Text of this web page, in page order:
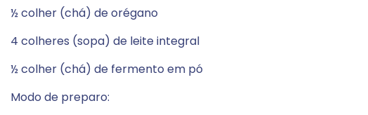
½ colher (chá) de orégano
4 colheres (sopa) de leite integral
½ colher (chá) de fermento em pó
Modo de preparo: